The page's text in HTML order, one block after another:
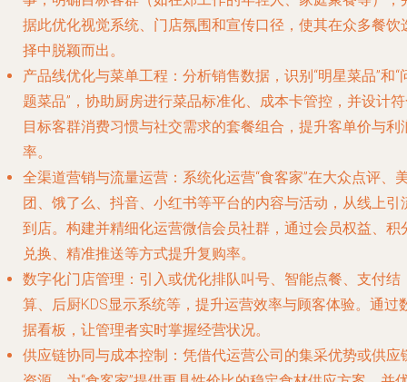
据此优化视觉系统、门店氛围和宣传口径，使其在众多餐饮
择中脱颖而出。
产品线优化与菜单工程 ：分析销售数据，识别“明星菜品”和“
题菜品”，协助厨房进行菜品标准化、成本卡管控，并设计
目标客群消费习惯与社交需求的套餐组合，提升客单价与利
率。
全渠道营销与流量运营 ：系统化运营“食客家”在大众点评、
团、饿了么、抖音、小红书等平台的内容与活动，从线上引
到店。构建并精细化运营微信会员社群，通过会员权益、积
兑换、精准推送等方式提升复购率。
数字化门店管理 ：引入或优化排队叫号、智能点餐、支付结
算、后厨KDS显示系统等，提升运营效率与顾客体验。通过
据看板，让管理者实时掌握经营状况。
供应链协同与成本控制 ：凭借代运营公司的集采优势或供应